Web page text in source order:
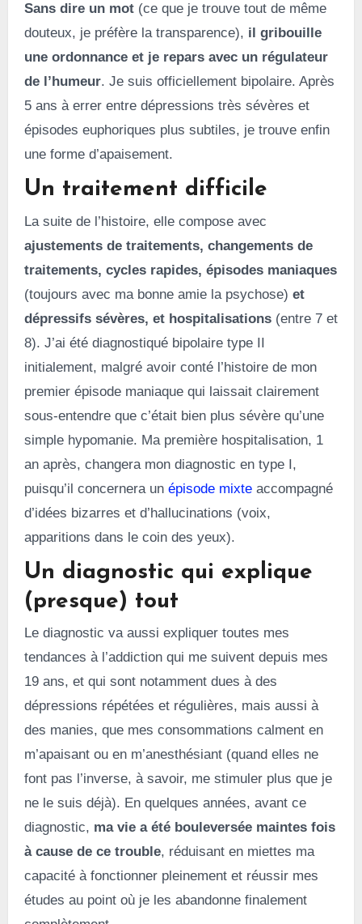
Sans dire un mot(ce que je trouve tout de même
douteux, je préfère la transparence), il gribouille
une ordonnance et je repars avec un régulateur
de l’humeur. Je suis officiellement bipolaire. Après
5 ans à errer entre dépressions très sévères et
épisodes euphoriques plus subtiles, je trouve enfin
une forme d’apaisement.
Un traitement difficile
La suite de l’histoire, elle compose avec
ajustements de traitements, changements de
traitements, cycles rapides, épisodes maniaques
(toujours avec ma bonne amie la psychose) et
dépressifs sévères, et hospitalisations(entre 7 et
8). J’ai été diagnostiqué bipolaire type II
initialement, malgré avoir conté l’histoire de mon
premier épisode maniaque qui laissait clairement
sous-entendre que c’était bien plus sévère qu’une
simple hypomanie. Ma première hospitalisation, 1
an après, changera mon diagnostic en type I,
puisqu’il concernera un épisode mixteaccompagné
d’idées bizarres et d’hallucinations (voix,
apparitions dans le coin des yeux).
Un diagnostic qui explique
(presque) tout
Le diagnostic va aussi expliquer toutes mes
tendances à l’addiction qui me suivent depuis mes
19 ans, et qui sont notamment dues à des
dépressions répétées et régulières, mais aussi à
des manies, que mes consommations calment en
m’apaisant ou en m’anesthésiant (quand elles ne
font pas l’inverse, à savoir, me stimuler plus que je
ne le suis déjà). En quelques années, avant ce
diagnostic, ma vie a été bouleversée maintes fois
à cause de ce trouble, réduisant en miettes ma
capacité à fonctionner pleinement et réussir mes
études au point où je les abandonne finalement